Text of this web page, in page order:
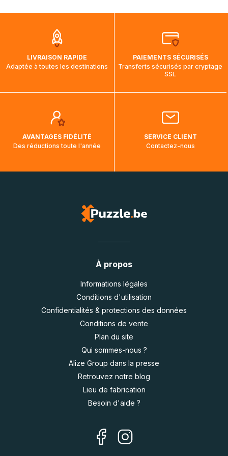
aura touché terre.
LIVRAISON RAPIDE
Adaptée à toutes les destinations
PAIEMENTS SÉCURISÉS
Transferts sécurisés par cryptage
SSL
AVANTAGES FIDÉLITÉ
Des réductions toute l'année
SERVICE CLIENT
Contactez-nous
À propos
Informations légales
Conditions d'utilisation
Confidentialités & protections des données
Conditions de vente
Plan du site
Qui sommes-nous ?
Alize Group dans la presse
Retrouvez notre blog
Lieu de fabrication
Besoin d'aide ?